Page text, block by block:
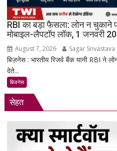
RBI का बड़ा फैसला: लोन न
मोबाइल-लैपटॉप लॉक, 1 जनवरी
August 7, 2026 Sagar Srivastava
बिज़नेस : भारतीय रिजर्व बैंक यानी RBI ने
देते...
बिजनेस
सेहत